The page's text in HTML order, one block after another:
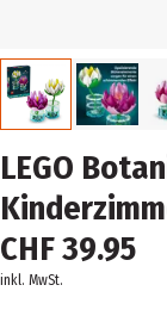
LEGO
CHF 39.95
inkl. MwSt.